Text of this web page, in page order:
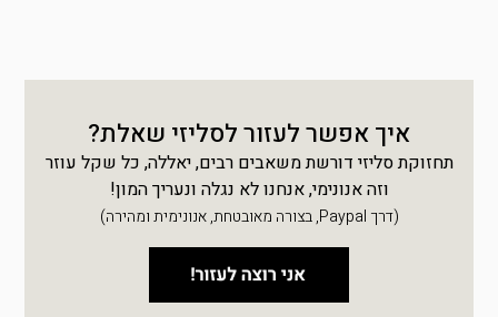
איך אפשר לעזור לסליזי שאלת?
תחזוקת סליזי דורשת משאבים רבים, יאללה, כל שקל עוזר
וזה אנונימי, אנחנו לא נגלה ונעריך המון!
(דרך Paypal, בצורה מאובטחת, אנונימית ומהירה)